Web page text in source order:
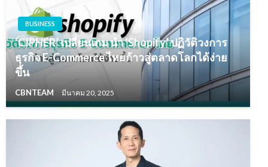
BUSINESS
‘CIPHER’ เปลี่ยนเกม นำ ‘Shopify’ ปฏิวัติวงการ
ธุรกิจ E-Commerce ไทยก้าวสู่ตลาดโลกได้ง่าย
ขึ้น
CBNTEAM มีนาคม 20, 2025